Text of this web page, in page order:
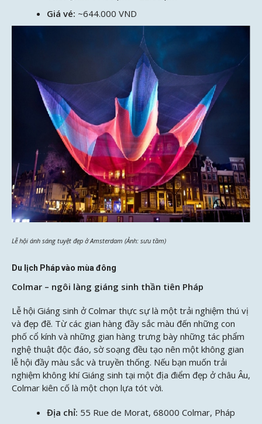
Giá vé: ~644.000 VND
Lễ hội ánh sáng tuyệt đẹp ở Amsterdam (Ảnh: sưu tầm)
Du lịch Pháp vào mùa đông
Colmar – ngôi làng giáng sinh thần tiên Pháp
Lễ hội Giáng sinh ở Colmar thực sự là một trải nghiệm thú vị
và đẹp đẽ. Từ các gian hàng đầy sắc màu đến những con
phố cổ kính và những gian hàng trưng bày những tác phẩm
nghệ thuật độc đáo, sờ soạng đều tạo nên một không gian
lễ hội đầy màu sắc và truyền thống. Nếu bạn muốn trải
nghiệm không khí Giáng sinh tại một địa điểm đẹp ở châu Âu,
Colmar kiên cố là một chọn lựa tót vời.
Địa chỉ: 55 Rue de Morat, 68000 Colmar, Pháp